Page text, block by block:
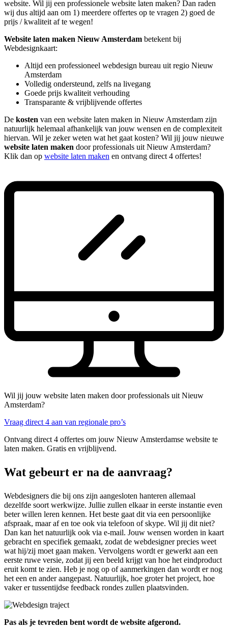
website. Wil jij een professionele website laten maken? Dan raden
wij dus altijd aan om 1) meerdere offertes op te vragen 2) goed de
prijs / kwaliteit af te wegen!
Website laten maken Nieuw Amsterdam betekent bij
Webdesignkaart:
Altijd een professioneel webdesign bureau uit regio Nieuw
Amsterdam
Volledig ondersteund, zelfs na livegang
Goede prijs kwaliteit verhouding
Transparante & vrijblijvende offertes
De kosten van een website laten maken in Nieuw Amsterdam zijn
natuurlijk helemaal afhankelijk van jouw wensen en de complexiteit
hiervan. Wil je zeker weten wat het gaat kosten? Wil jij jouw nieuwe
website laten maken door professionals uit Nieuw Amsterdam?
Klik dan op website laten maken en ontvang direct 4 offertes!
Wil jij jouw website laten maken door professionals uit Nieuw
Amsterdam?
Vraag direct 4 aan van regionale pro’s
Ontvang direct 4 offertes om jouw Nieuw Amsterdamse website te
laten maken. Gratis en vrijblijvend.
Wat gebeurt er na de aanvraag?
Webdesigners die bij ons zijn aangesloten hanteren allemaal
dezelfde soort werkwijze. Jullie zullen elkaar in eerste instantie even
beter willen leren kennen. Het beste gaat dit via een persoonlijke
afspraak, maar af en toe ook via telefoon of skype. Wil jij dit niet?
Dan kan het natuurlijk ook via e-mail. Jouw wensen worden in kaart
gebracht en specifiek gemaakt, zodat de webdesigner precies weet
wat hij/zij moet gaan maken. Vervolgens wordt er gewerkt aan een
eerste ruwe versie, zodat jij een beeld krijgt van hoe het eindproduct
eruit komt te zien. Heb je nog op of aanmerkingen dan wordt er nog
het een en ander aangepast. Natuurlijk, hoe groter het project, hoe
vaker er tussentijdse feedback rondes zullen plaatsvinden.
Pas als je tevreden bent wordt de website afgerond.